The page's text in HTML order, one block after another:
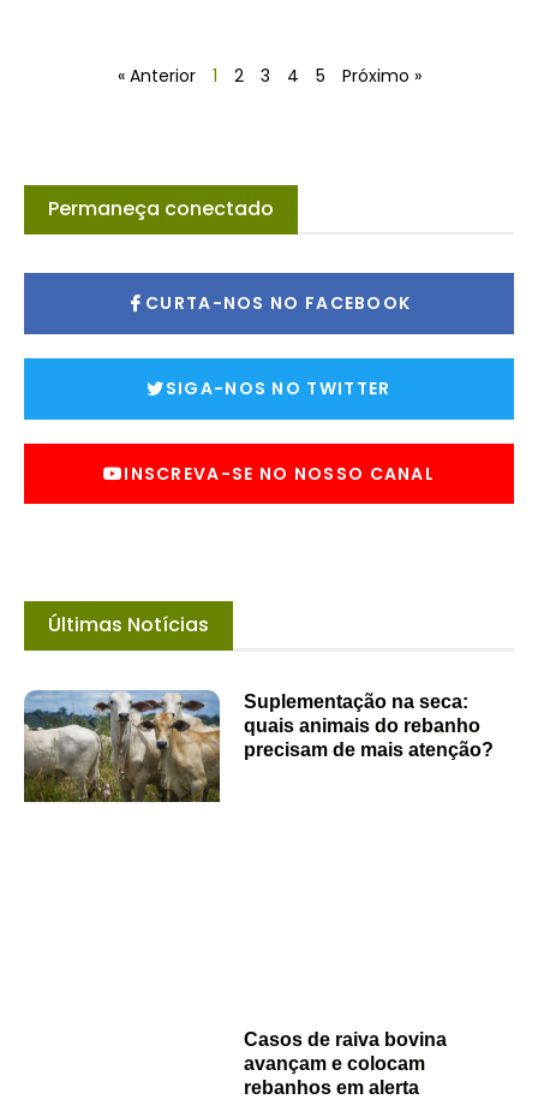
« Anterior 1 2 3 4 5 Próximo »
Permaneça conectado
CURTA-NOS NO FACEBOOK
SIGA-NOS NO TWITTER
INSCREVA-SE NO NOSSO CANAL
Últimas Notícias
Suplementação na seca:
quais animais do rebanho
precisam de mais atenção?
Casos de raiva bovina
avançam e colocam
rebanhos em alerta